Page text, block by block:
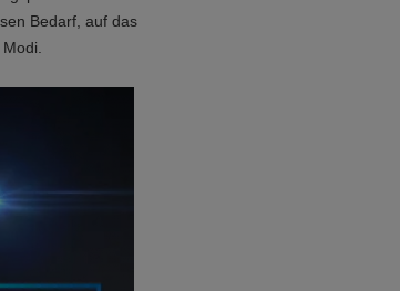
Bedarf, auf das